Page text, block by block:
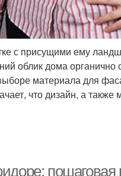
с присущими ему
облик дома
материала для
что дизайн, а
пошаговая